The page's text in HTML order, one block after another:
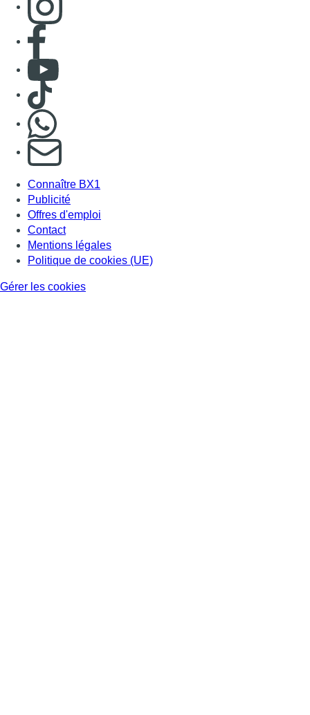
Publicité
Offres d'emploi
Contact
Mentions légales
Politique de cookies (UE)
Gérer les cookies